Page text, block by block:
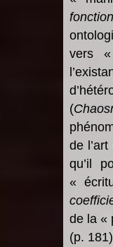
vers
(
de
qu’il
«
de la «
(p.